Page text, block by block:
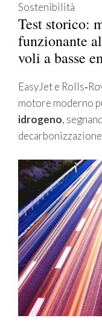
Sostenibilità
Test storico:
funzionante
voli a basse
EasyJet e
motore moderno
idrogeno,